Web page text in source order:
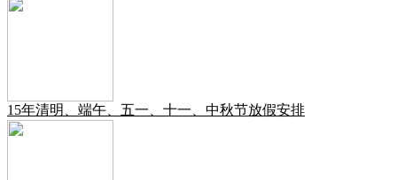
15年清明、端午、五一、十一、中秋节放假安排